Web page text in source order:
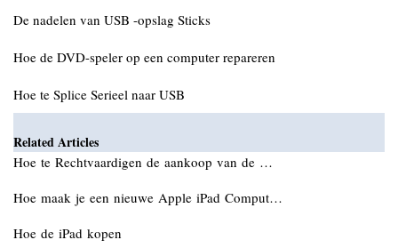
De nadelen van USB -opslag Sticks
Hoe de DVD-speler op een computer repareren
Hoe te Splice Serieel naar USB
Related Articles
Hoe te Rechtvaardigen de aankoop van de …
Hoe maak je een nieuwe Apple iPad Comput…
Hoe de iPad kopen